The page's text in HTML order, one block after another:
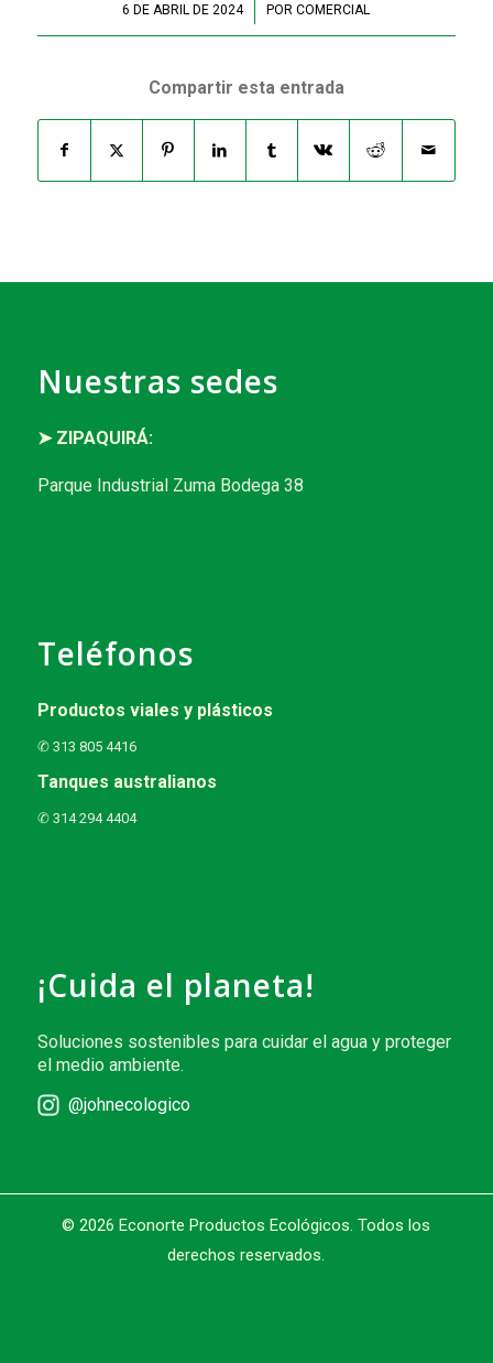
6 DE ABRIL DE 2024
/ PORCOMERCIAL
Compartir esta entrada
Nuestras sedes
➤ ZIPAQUIRÁ:
Parque Industrial Zuma Bodega 38
Teléfonos
Productos viales y plásticos
✆ 313 805 4416
Tanques australianos
✆ 314 294 4404
¡Cuida el planeta!
Soluciones sostenibles para cuidar el agua y proteger
el medio ambiente.
@johnecologico
© 2026 Econorte Productos Ecológicos. Todos los
derechos reservados.